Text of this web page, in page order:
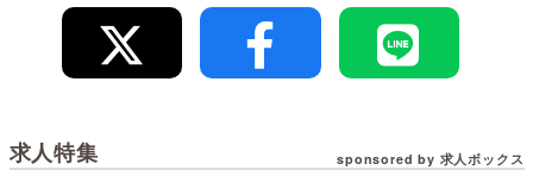
求人特集 sponsored by 求人ボックス